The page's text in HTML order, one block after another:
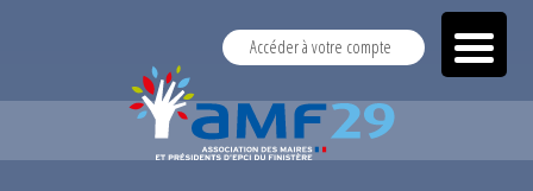
Accéder à votre compte